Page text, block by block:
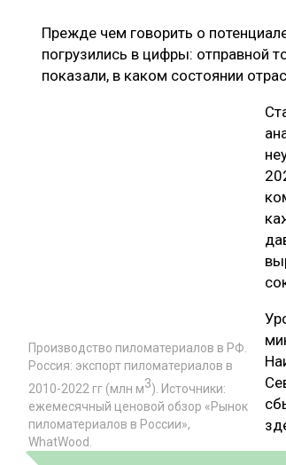
Прежде чем говорить о
погрузились в цифры: отправной
показали, в каком состоянии
Производство пиломатериалов в РФ.
Россия: экспорт пиломатериалов в
2010-2022 гг (млн м3). Источники:
ежемесячный ценовой обзор «Рынок
пиломатериалов в России»,
WhatWood.